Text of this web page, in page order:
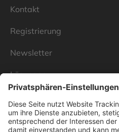
Kontakt
Registrierung
Newsletter
Lösungen
Über Linnenbecker